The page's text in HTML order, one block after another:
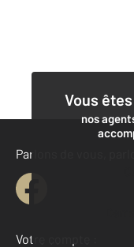
Vous
nos
Parlons de vous,
Votre compte :